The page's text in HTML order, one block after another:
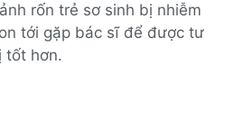
rốn trẻ sơ sinh bị nhiễm
tới gặp bác sĩ để được tư
tốt hơn.